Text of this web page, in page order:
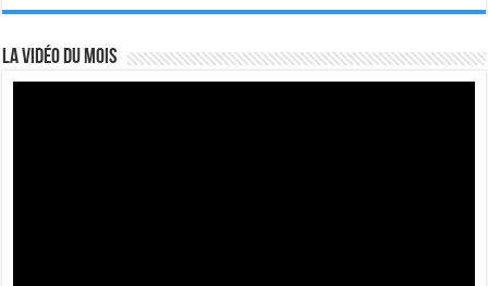
La vidéo du mois